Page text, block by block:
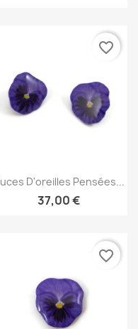
Aperçu rapide
D'oreilles Pensées...
37,00 €
favorite_border
favorite_border